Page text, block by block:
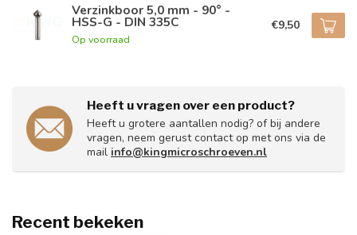
Verzinkboor 5,0 mm - 90° -
HSS-G - DIN 335C
Op voorraad
€9,50
Heeft u vragen over een product?
Heeft u grotere aantallen nodig? of bij andere
vragen, neem gerust contact op met ons via de
mail info@kingmicroschroeven.nl
Recent bekeken